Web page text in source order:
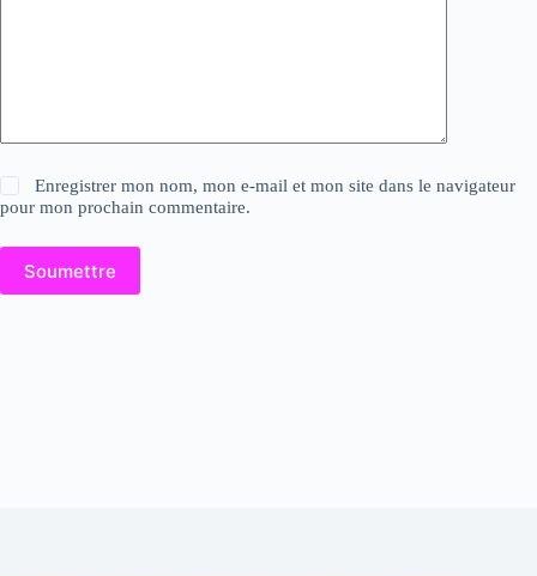
Enregistrer mon nom, mon e-mail et mon site dans le navigateur
pour mon prochain commentaire.
Soumettre